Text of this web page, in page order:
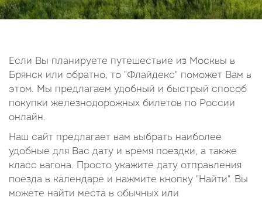
Если Вы планируете путешествие из Москвы в
Брянск или обратно, то "Флайдекс" поможет Вам в
этом. Мы предлагаем удобный и быстрый способ
покупки железнодорожных билетов по России
онлайн.
Наш сайт предлагает вам выбрать наиболее
удобные для Вас дату и время поездки, а также
класс вагона. Просто укажите дату отправления
поезда в календаре и нажмите кнопку "Найти". Вы
можете найти места в обычных или
14
15 16 17 18 19
20
Октябрь 2026
5
6 7 8 9 10
11
12
13 14 15 16 17
18
19
20 21 22 23